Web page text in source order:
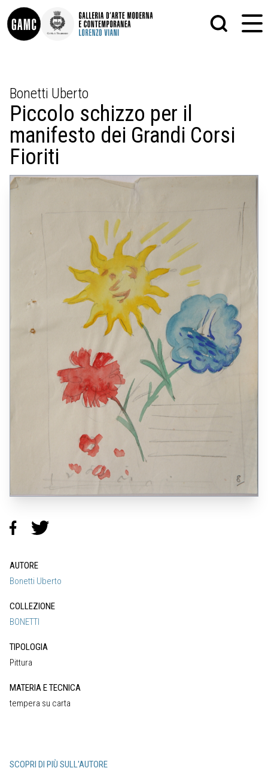
CONTATTI
DIDATTICA
SHOP
LE COLLEZIONI
GLI AUTORI
PALAZZO DELLE MUSE
SCULTURA
STAMPA
ALTRO
MATRICI XILOGRAFICHE
Bonetti Uberto
Piccolo schizzo per il
manifesto dei Grandi Corsi
Fioriti
AUTORE
Bonetti Uberto
COLLEZIONE
BONETTI
TIPOLOGIA
Pittura
MATERIA E TECNICA
tempera su carta
SCOPRI DI PIÙ SULL'AUTORE